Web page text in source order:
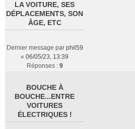
LA VOITURE, SES
DÉPLACEMENTS, SON
ÂGE, ETC
Dernier message par phil59
« 06/05/23, 13:39
Réponses : 9
BOUCHE À
BOUCHE...ENTRE
VOITURES
ÉLECTRIQUES !